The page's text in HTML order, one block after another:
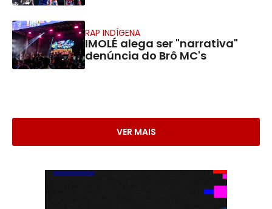
RAP INDÍGENA
IMOLÉ alega ser "narrativa"
denúncia do Brô MC's
VER MAIS